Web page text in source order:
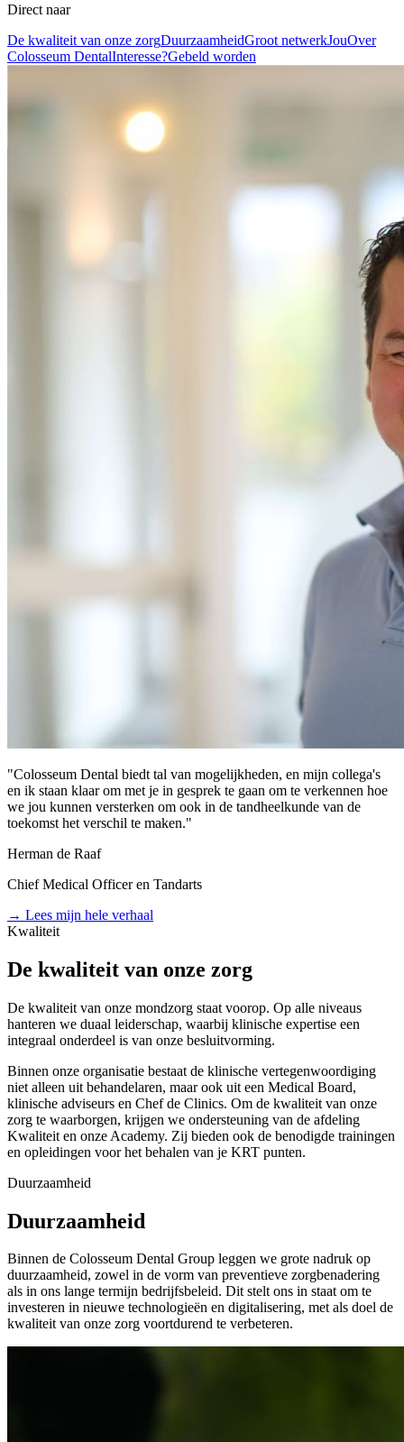
Direct naar
De kwaliteit van onze zorgDuurzaamheidGroot netwerkJouOver
Colosseum DentalInteresse?Gebeld worden
"Colosseum Dental biedt tal van mogelijkheden, en mijn collega's
en ik staan klaar om met je in gesprek te gaan om te verkennen hoe
we jou kunnen versterken om ook in de tandheelkunde van de
toekomst het verschil te maken."
Herman de Raaf
Chief Medical Officer en Tandarts
→ Lees mijn hele verhaal
Kwaliteit
De kwaliteit van onze zorg
De kwaliteit van onze mondzorg staat voorop. Op alle niveaus
hanteren we duaal leiderschap, waarbij klinische expertise een
integraal onderdeel is van onze besluitvorming.
Binnen onze organisatie bestaat de klinische vertegenwoordiging
niet alleen uit behandelaren, maar ook uit een Medical Board,
klinische adviseurs en Chef de Clinics. Om de kwaliteit van onze
zorg te waarborgen, krijgen we ondersteuning van de afdeling
Kwaliteit en onze Academy. Zij bieden ook de benodigde trainingen
en opleidingen voor het behalen van je KRT punten.
Duurzaamheid
Duurzaamheid
Binnen de Colosseum Dental Group leggen we grote nadruk op
duurzaamheid, zowel in de vorm van preventieve zorgbenadering
als in ons lange termijn bedrijfsbeleid. Dit stelt ons in staat om te
investeren in nieuwe technologieën en digitalisering, met als doel de
kwaliteit van onze zorg voortdurend te verbeteren.